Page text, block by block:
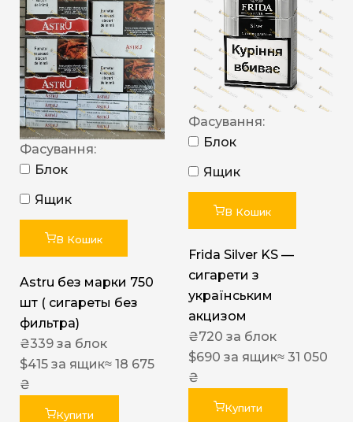
Фасування:
Блок
Ящик
В Кошик
Astru без марки 750
шт ( сигареты без
фильтра)
₴339 за блок
$415 за ящик≈ 18 675
₴
Купити
Фасування:
Блок
Ящик
В Кошик
Frida Silver KS —
сигарети з
українським
акцизом
₴720 за блок
$690 за ящик≈ 31 050
₴
Купити